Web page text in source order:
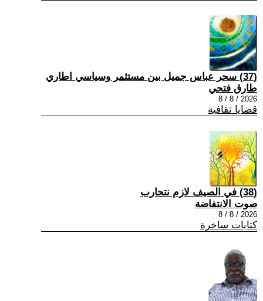
(37) سحر عباس جميل بين مستثمر وسياسي اطاري
طارق فتحي
2026 / 8 / 8
قضايا ثقافية
(38) في الصيف لازم نتحارب
صوت الانتفاضة
2026 / 8 / 8
كتابات ساخرة